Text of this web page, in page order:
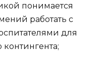
понимается
работать с
для